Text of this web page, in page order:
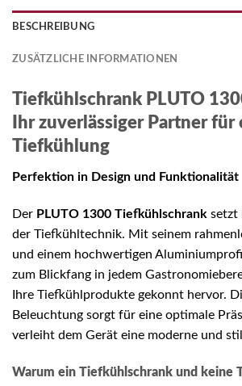
BESCHREIBUNG
ZUSÄTZLICHE INFORMATIONEN
Tiefkühlschrank PLUTO
Ihr zuverlässiger Partner
Tiefkühlung
Perfektion in Design und Funktionalität
Der PLUTO 1300 Tiefkühlschrank setzt
der Tiefkühltechnik. Mit seinem
und einem hochwertigen
zum Blickfang in jedem
Ihre Tiefkühlprodukte gekonnt hervor.
Beleuchtung sorgt für eine optimale
verleiht dem Gerät eine moderne und
Warum ein Tiefkühlschrank und keine